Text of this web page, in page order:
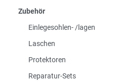
Zubehör
Einlegesohlen- /lagen
Laschen
Protektoren
Reparatur-Sets